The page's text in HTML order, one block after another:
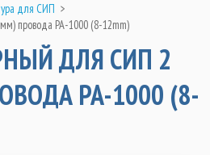
для СИП >
провода PA-1000 (8-12mm)
ДЛЯ СИП 2
PA-1000 (8-